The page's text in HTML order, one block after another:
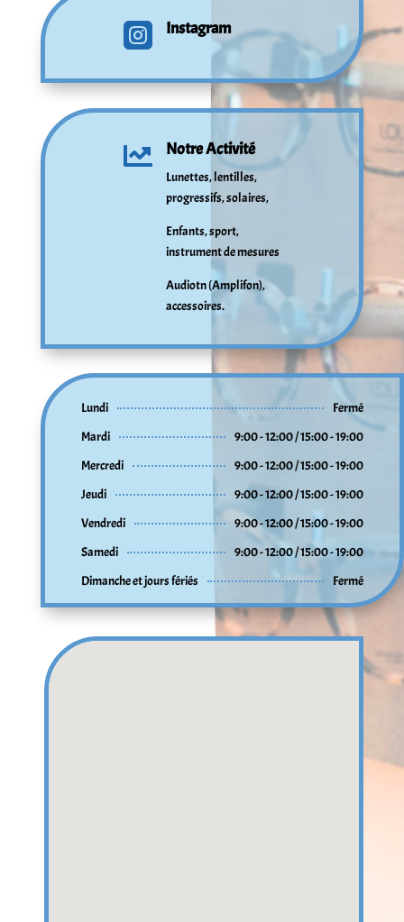
 Instagram
 Notre Activité
Lunettes, lentilles,
progressifs, solaires,
Enfants, sport,
instrument de mesures
Audiotn (Amplifon),
accessoires.
Lundi
Fermé
Mardi
9:00 - 12:00 / 15:00 - 19:00
Mercredi
9:00 - 12:00 / 15:00 - 19:00
Jeudi
9:00 - 12:00 / 15:00 - 19:00
Vendredi
9:00 - 12:00 / 15:00 - 19:00
Samedi
9:00 - 12:00 / 15:00 - 19:00
Dimanche et jours fériés
Fermé